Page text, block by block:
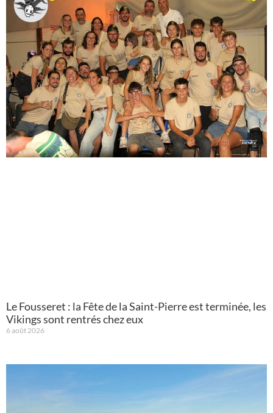
Le Fousseret : la Fête de la Saint-Pierre est terminée, les
Vikings sont rentrés chez eux
6 août 2026